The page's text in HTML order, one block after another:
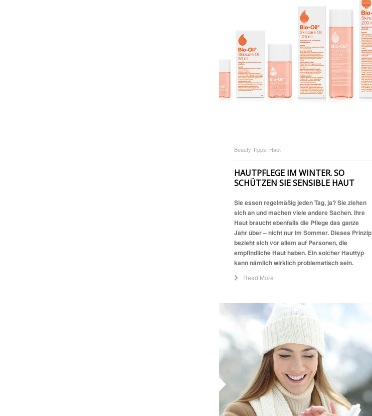
Beauty-Tipps, Haut
HAUTPFLEGE IM WINTER. SO
SCHÜTZEN SIE SENSIBLE HAUT
Sie essen regelmäßig jeden Tag, ja? Sie ziehen
sich an und machen viele andere Sachen. Ihre
Haut braucht ebenfalls die Pflege das ganze
Jahr über – nicht nur im Sommer. Dieses Prinzip
bezieht sich vor allem auf Personen, die
empfindliche Haut haben. Ein solcher Hauttyp
kann nämlich wirklich problematisch sein.
Read More